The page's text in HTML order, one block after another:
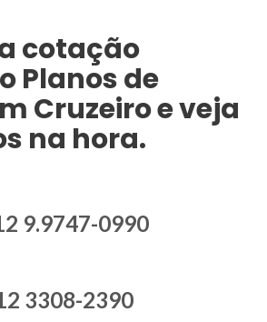
cotação
Planos de
Cruzeiro e veja
na hora.
9.9747-0990
3308-2390